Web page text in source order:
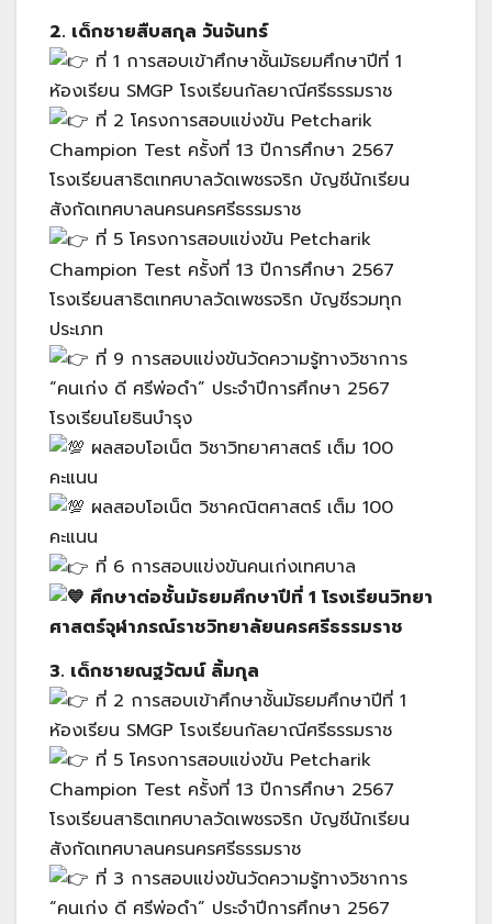
2. เด็กชายสืบสกุล วันจันทร์
ที่ 1 การสอบเข้าศึกษาชั้นมัธยมศึกษาปีที่ 1
ห้องเรียน SMGP โรงเรียนกัลยาณีศรีธรรมราช
ที่ 2 โครงการสอบแข่งขัน Petcharik
Champion Test ครั้งที่ 13 ปีการศึกษา 2567
โรงเรียนสาธิตเทศบาลวัดเพชรจริก บัญชีนักเรียน
สังกัดเทศบาลนครนครศรีธรรมราช
ที่ 5 โครงการสอบแข่งขัน Petcharik
Champion Test ครั้งที่ 13 ปีการศึกษา 2567
โรงเรียนสาธิตเทศบาลวัดเพชรจริก บัญชีรวมทุก
ประเภท
ที่ 9 การสอบแข่งขันวัดความรู้ทางวิชาการ
“คนเก่ง ดี ศรีพ่อดำ” ประจำปีการศึกษา 2567
โรงเรียนโยธินบำรุง
ผลสอบโอเน็ต วิชาวิทยาศาสตร์ เต็ม 100
คะแนน
ผลสอบโอเน็ต วิชาคณิตศาสตร์ เต็ม 100
คะแนน
ที่ 6 การสอบแข่งขันคนเก่งเทศบาล
ศึกษาต่อชั้นมัธยมศึกษาปีที่ 1 โรงเรียนวิทยา
ศาสตร์จุฬาภรณ์ราชวิทยาลัยนครศรีธรรมราช
3. เด็กชายณฐวัฒน์ ลิ้มกุล
ที่ 2 การสอบเข้าศึกษาชั้นมัธยมศึกษาปีที่ 1
ห้องเรียน SMGP โรงเรียนกัลยาณีศรีธรรมราช
ที่ 5 โครงการสอบแข่งขัน Petcharik
Champion Test ครั้งที่ 13 ปีการศึกษา 2567
โรงเรียนสาธิตเทศบาลวัดเพชรจริก บัญชีนักเรียน
สังกัดเทศบาลนครนครศรีธรรมราช
ที่ 3 การสอบแข่งขันวัดความรู้ทางวิชาการ
“คนเก่ง ดี ศรีพ่อดำ” ประจำปีการศึกษา 2567